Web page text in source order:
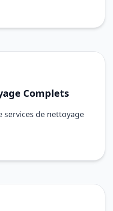
Complets
services de nettoyage